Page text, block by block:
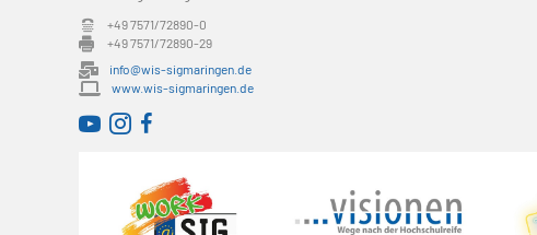
+49 7571/72890-0
+49 7571/72890-29
info@wis-sigmaringen.de
www.wis-sigmaringen.de
WirtschaftsRADAR bei YouTube
WirtschaftsRADAR bei Instagram